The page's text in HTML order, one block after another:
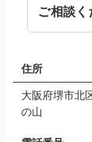
ご相談
住所
大阪府堺市北
の山